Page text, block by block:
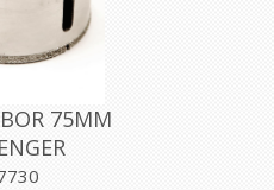
75MM